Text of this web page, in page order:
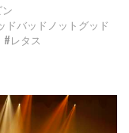
ドバッドノットグッド
#レタス